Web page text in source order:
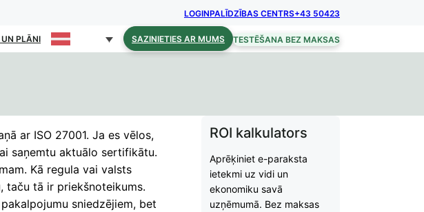
LOGINPALĪDZĪBAS CENTRS+43 50423
PLĀNI SAZINIETIES AR MUMS TESTĒŠANA BEZ MAKSAS
ar ISO 27001. Ja es vēlos,
saņemtu aktuālo sertifikātu.
Kā regula vai valsts
taču tā ir priekšnoteikums.
sniedzējiem, bet
ROI kalkulators
Aprēķiniet e-paraksta
ietekmi uz vidi un
ekonomiku savā
uzņēmumā. Bez maksas